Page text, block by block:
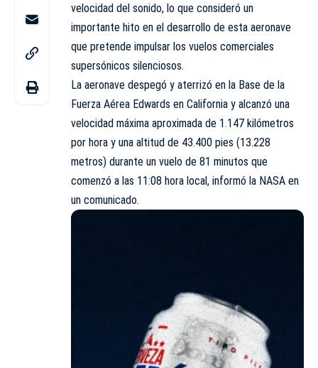
velocidad del sonido, lo que consideró un
importante hito en el desarrollo de esta aeronave
que pretende impulsar los vuelos comerciales
supersónicos silenciosos.
La aeronave despegó y aterrizó en la Base de la
Fuerza Aérea Edwards en California y alcanzó una
velocidad máxima aproximada de 1.147 kilómetros
por hora y una altitud de 43.400 pies (13.228
metros) durante un vuelo de 81 minutos que
comenzó a las 11:08 hora local, informó la NASA en
un comunicado.